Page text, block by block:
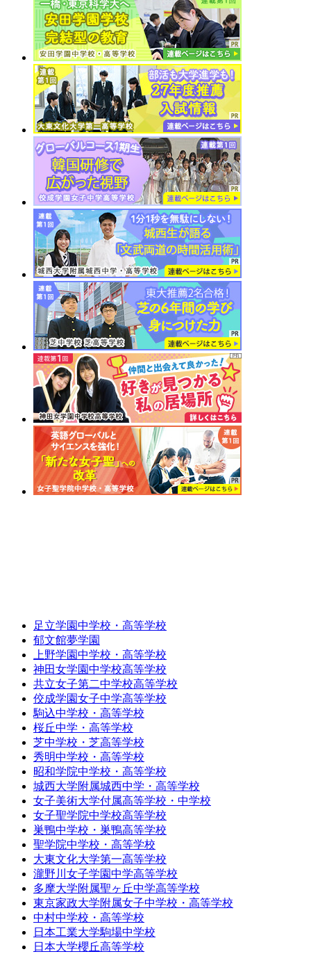
足立学園中学校・高等学校
郁文館夢学園
上野学園中学校・高等学校
神田女学園中学校高等学校
共立女子第二中学校高等学校
佼成学園女子中学高等学校
駒込中学校・高等学校
桜丘中学・高等学校
芝中学校・芝高等学校
秀明中学校・高等学校
昭和学院中学校・高等学校
城西大学附属城西中学・高等学校
女子美術大学付属高等学校・中学校
女子聖学院中学校高等学校
巣鴨中学校・巣鴨高等学校
聖学院中学校・高等学校
大東文化大学第一高等学校
瀧野川女子学園中学高等学校
多摩大学附属聖ヶ丘中学高等学校
東京家政大学附属女子中学校・高等学校
中村中学校・高等学校
日本工業大学駒場中学校
日本大学櫻丘高等学校